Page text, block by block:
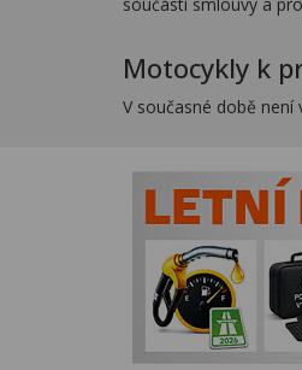
Motocykly k
V současné době